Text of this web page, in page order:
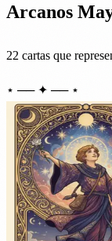
Arcanos
22 cartas que
⋆ ── ✦ ── ⋆